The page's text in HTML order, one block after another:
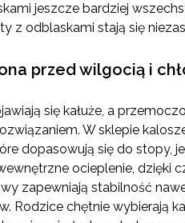
jeszcze bardziej
z odblaskami stają się
przed wilgocią i
się kałuże, a
W sklepie
dopasowują się do stopy,
ocieplenie, dzięki
zapewniają stabilność
Rodzice chętnie wybierają